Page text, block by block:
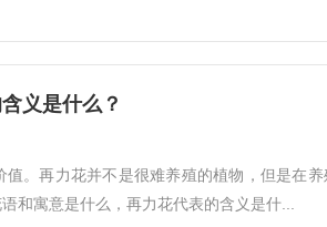
义是什么？
。再力花并不是很难养殖的植物，但是在养
和寓意是什么，再力花代表的含义是什...